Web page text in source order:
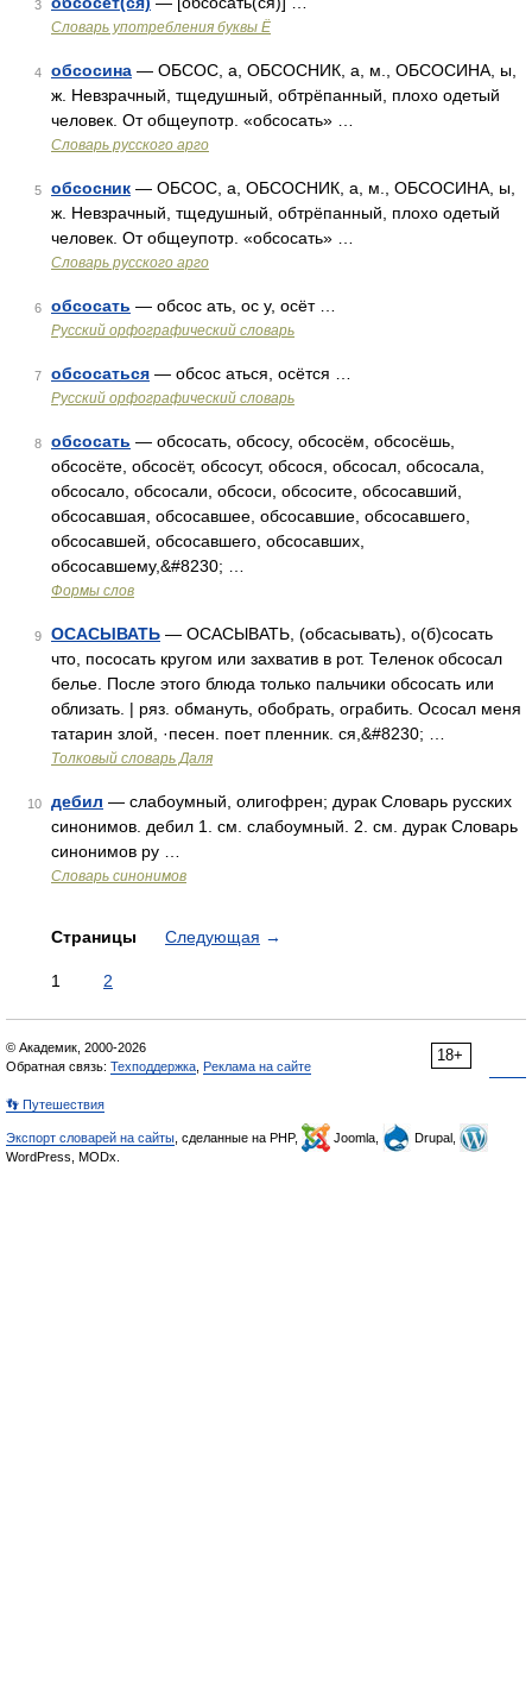
3
Словарь употребления буквы Ё
4 обсосина — ОБСОС, а, ОБСОСНИК, а, м., ОБСОСИНА, ы,
ж. Невзрачный, тщедушный, обтрёпанный, плохо одетый
человек. От общеупотр. «обсосать» …
Словарь русского арго
5 обсосник — ОБСОС, а, ОБСОСНИК, а, м., ОБСОСИНА, ы,
ж. Невзрачный, тщедушный, обтрёпанный, плохо одетый
человек. От общеупотр. «обсосать» …
Словарь русского арго
6 обсосать — обсос ать, ос у, осёт …
Русский орфографический словарь
7 обсосаться — обсос аться, осётся …
Русский орфографический словарь
8 обсосать — обсосать, обсосу, обсосём, обсосёшь,
обсосёте, обсосёт, обсосут, обсося, обсосал, обсосала,
обсосало, обсосали, обсоси, обсосите, обсосавший,
обсосавшая, обсосавшее, обсосавшие, обсосавшего,
обсосавшей, обсосавшего, обсосавших,
обсосавшему,&#8230; …
Формы слов
9 ОСАСЫВАТЬ — ОСАСЫВАТЬ, (обсасывать), о(б)сосать
что, пососать кругом или захватив в рот. Теленок обсосал
белье. После этого блюда только пальчики обсосать или
облизать. | ряз. обмануть, обобрать, ограбить. Ососал меня
татарин злой, ·песен. поет пленник. ся,&#8230; …
Толковый словарь Даля
10 дебил — слабоумный, олигофрен; дурак Словарь русских
синонимов. дебил 1. см. слабоумный. 2. см. дурак Словарь
синонимов ру …
Словарь синонимов
Страницы Следующая →
1 2
18+
© Академик, 2000-2026
Обратная связь: Техподдержка Реклама на сайте
👣 Путешествия
Экспорт словарей на сайты , сделанные на PHP, Joomla,
Drupal,
WordPress, MODx.